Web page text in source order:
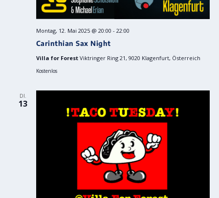
Carinthian Sax Night
Montag, 12. Mai 2025 @ 20:00 - 22:00
Villa for Forest Viktringer Ring 21, 9020 Klagenfurt, Österreich
Kostenlos
DI.
13